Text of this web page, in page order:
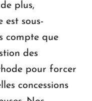
plus,
est sous-
compte que
des
pour forcer
concessions